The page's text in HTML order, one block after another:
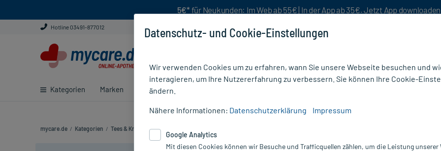
5€* für Neukunden: Im Web ab 55€ | In der App ab 35€. Jetzt App downloaden
Hotline 03491-877012
Kategorien Marken Ratgeber
mycare.de / Kategorien / Tees & Kräuter / Arznei- & Wellnesstee
Datenschutz- und Cookie-Einstellungen
Wir verwenden Cookies um zu erfahren, wann Sie unsere Webseite besuchen und
interagieren, um Ihre Nutzererfahrung zu verbessern. Sie können Ihre Cookie-
ändern.
Nähere Informationen: Datenschutzerklärung Impressum
Google Analytics
Mit diesen Cookies können wir Besuche und Trafficquellen zählen, um die Leistung unserer